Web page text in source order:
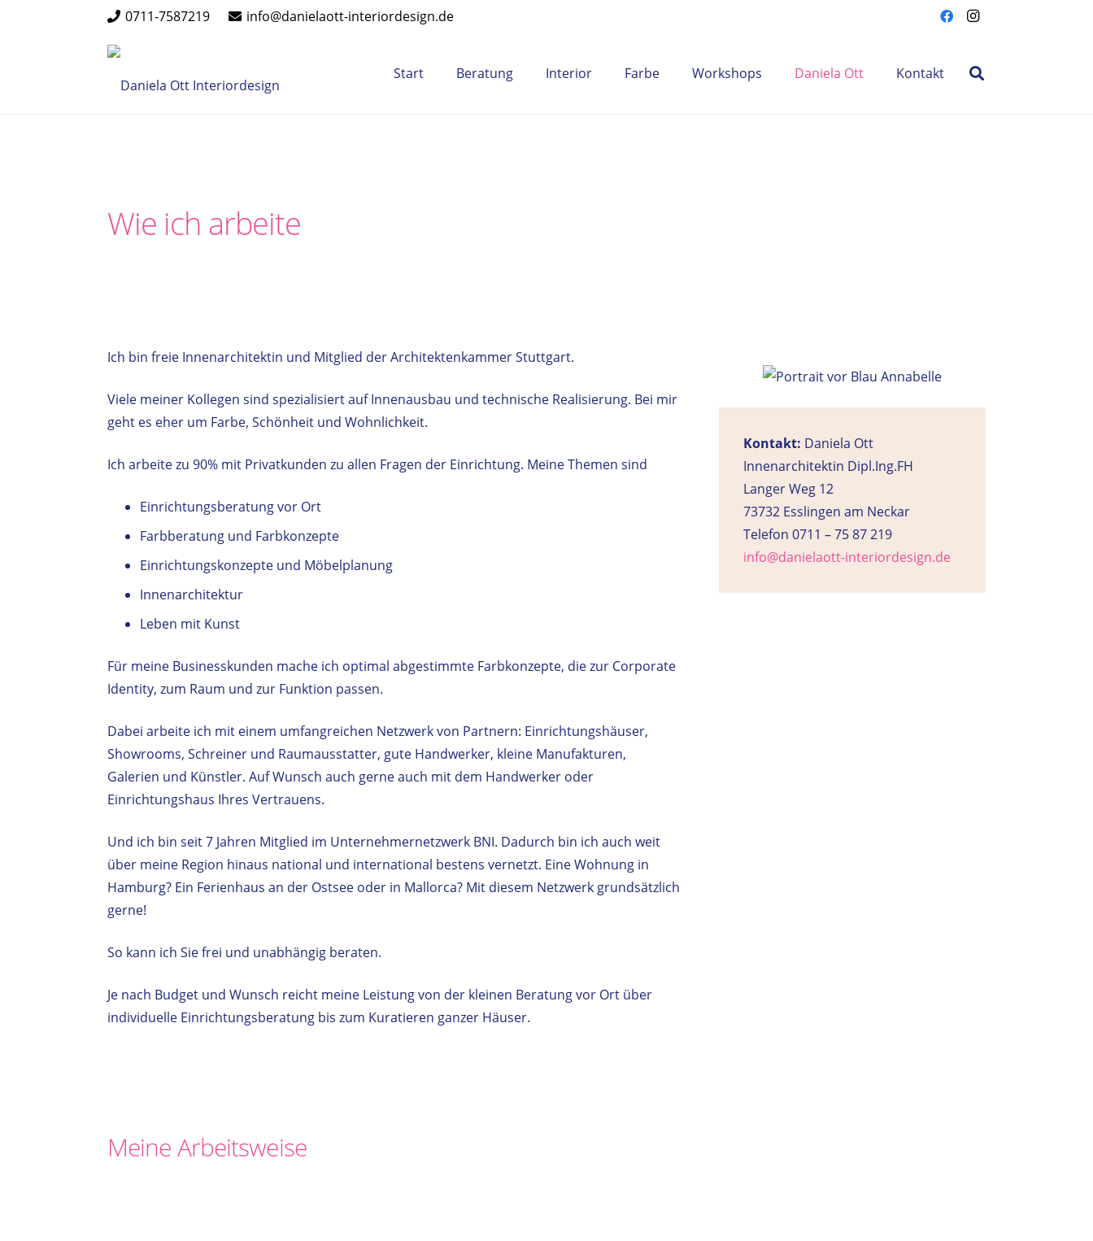
0711-7587219 info@danielaott-interiordesign.de
Start Beratung Interior Farbe Workshops Daniela Ott Kontakt
Wie ich arbeite
Ich bin freie Innenarchitektin und Mitglied der Architektenkammer Stuttgart.
Viele meiner Kollegen sind spezialisiert auf Innenausbau und technische Realisierung. Bei mir
geht es eher um Farbe, Schönheit und Wohnlichkeit.
Ich arbeite zu 90% mit Privatkunden zu allen Fragen der Einrichtung. Meine Themen sind
Einrichtungsberatung vor Ort
Farbberatung und Farbkonzepte
Einrichtungskonzepte und Möbelplanung
Innenarchitektur
Leben mit Kunst
Für meine Businesskunden mache ich optimal abgestimmte Farbkonzepte, die zur Corporate
Identity, zum Raum und zur Funktion passen.
Dabei arbeite ich mit einem umfangreichen Netzwerk von Partnern: Einrichtungshäuser,
Showrooms, Schreiner und Raumausstatter, gute Handwerker, kleine Manufakturen,
Galerien und Künstler. Auf Wunsch auch gerne auch mit dem Handwerker oder
Einrichtungshaus Ihres Vertrauens.
Und ich bin seit 7 Jahren Mitglied im Unternehmernetzwerk BNI. Dadurch bin ich auch weit
über meine Region hinaus national und international bestens vernetzt. Eine Wohnung in
Hamburg? Ein Ferienhaus an der Ostsee oder in Mallorca? Mit diesem Netzwerk grundsätzlich
gerne!
So kann ich Sie frei und unabhängig beraten.
Je nach Budget und Wunsch reicht meine Leistung von der kleinen Beratung vor Ort über
individuelle Einrichtungsberatung bis zum Kuratieren ganzer Häuser.
Kontakt: Daniela Ott
Innenarchitektin Dipl.Ing.FH
Langer Weg 12
73732 Esslingen am Neckar
Telefon 0711 – 75 87 219
info@danielaott-interiordesign.de
Meine Arbeitsweise